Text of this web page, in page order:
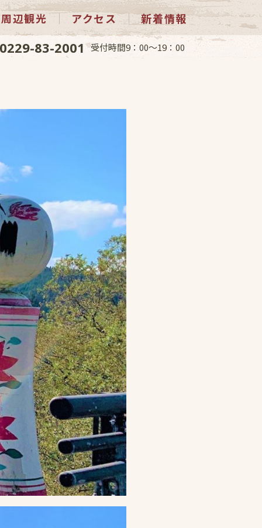
周辺観光 アクセス 新着情報
0229-83-2001 受付時間9：00～19：00